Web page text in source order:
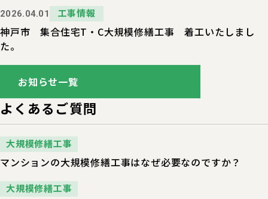
2026.04.01 工事情報
神戸市 集合住宅T・C大規模修繕工事 着工いたしまし
た。
お知らせ一覧
よくあるご質問
大規模修繕工事
マンションの大規模修繕工事はなぜ必要なのですか？
大規模修繕工事